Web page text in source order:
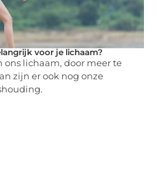
voor je lichaam?
ons lichaam, door meer te
zijn er ook nog onze